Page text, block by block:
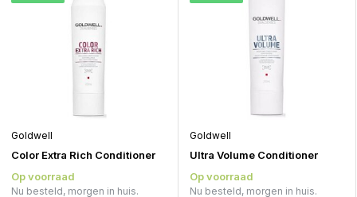
Goldwell
Color Extra Rich Conditioner
Op voorraad
Nu besteld, morgen in huis.
Goldwell
Ultra Volume Conditioner
Op voorraad
Nu besteld, morgen in huis.